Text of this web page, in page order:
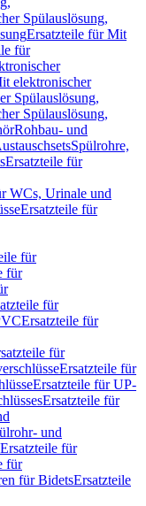
Spülauslösung,
Ersatzteile für Mit
für
elektronischer
Spülauslösung,
Spülauslösung,
Rohbau- und
Spülrohre,
Ersatzteile für
WCs, Urinale und
Ersatzteile für
für
für
für
Ersatzteile für
für
Ersatzteile für
Ersatzteile für UP-
Ersatzteile für
und
Ersatzteile für
für
für BidetsErsatzteile